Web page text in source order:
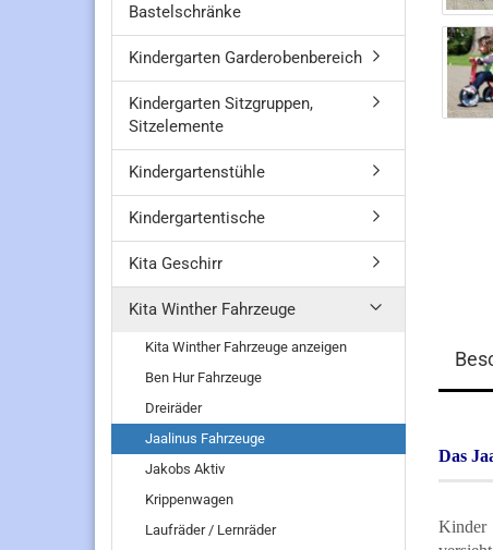
Das
Kinder
Bastelschränke
Kindergarten Garderobenbereich
Kindergarten Sitzgruppen,
Sitzelemente
Kindergartenstühle
Kindergartentische
Kita Geschirr
Kita Winther Fahrzeuge
Kita Winther Fahrzeuge anzeigen
Ben Hur Fahrzeuge
Dreiräder
Jaalinus Fahrzeuge
Jakobs Aktiv
Krippenwagen
Laufräder / Lernräder